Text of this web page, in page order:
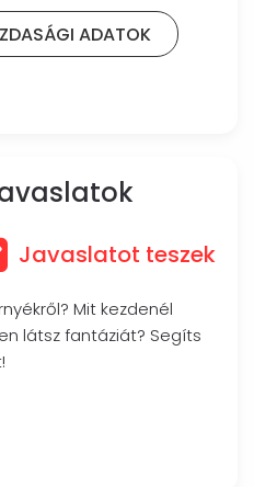
ADATOK
Javaslatot teszek
Mit kezdenél
látsz fantáziát? Segíts